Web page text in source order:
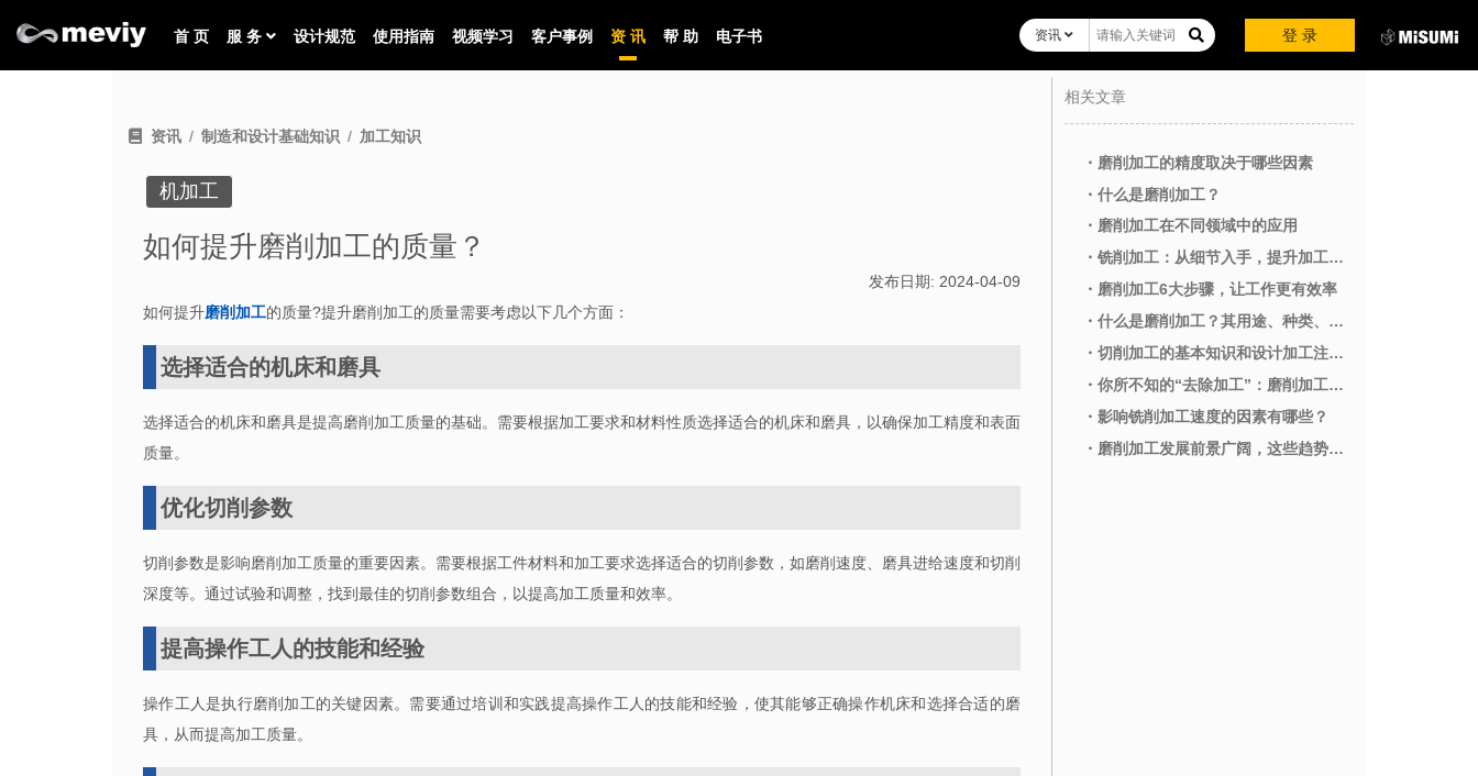
首 页 服 务 设计规范 使用指南 视频学习 客户事例 资 讯 帮 助 电子书 登 录
资讯
资讯 制造和设计基础知识 加工知识
机加工
如何提升磨削加工的质量？
发布日期: 2024-04-09
如何提升磨削加工的质量?提升磨削加工的质量需要考虑以下几个方面：
选择适合的机床和磨具
选择适合的机床和磨具是提高磨削加工质量的基础。需要根据加工要求和材料性质选择适合的机床和磨具，以确保加工精度和表面
质量。
优化切削参数
切削参数是影响磨削加工质量的重要因素。需要根据工件材料和加工要求选择适合的切削参数，如磨削速度、磨具进给速度和切削
深度等。通过试验和调整，找到最佳的切削参数组合，以提高加工质量和效率。
提高操作工人的技能和经验
操作工人是执行磨削加工的关键因素。需要通过培训和实践提高操作工人的技能和经验，使其能够正确操作机床和选择合适的磨
具，从而提高加工质量。
相关文章
・磨削加工的精度取决于哪些因素
・什么是磨削加工？
・磨削加工在不同领域中的应用
・铣削加工：从细节入手，提升加工质量
・磨削加工6大步骤，让工作更有效率
・什么是磨削加工？其用途、种类、特征、以及与研磨加工的区别
・切削加工的基本知识和设计加工注意事项
・你所不知的“去除加工”：磨削加工和研磨加工
・影响铣削加工速度的因素有哪些？
・磨削加工发展前景广阔，这些趋势让你抢占先机